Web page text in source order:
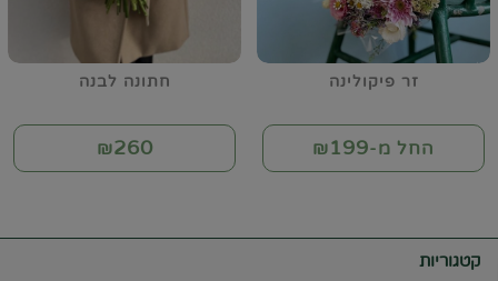
זר פיקולינה
החל מ-₪199
חתונה לבנה
₪260
קטגוריות